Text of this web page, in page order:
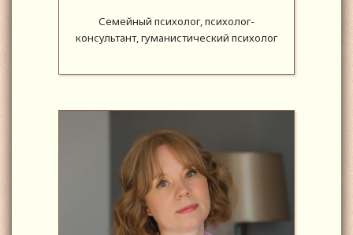
Семейный психолог, психолог-
консультант, гуманистический психолог